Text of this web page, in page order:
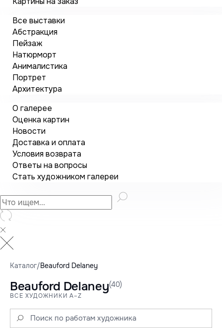
Все выставки
Абстракция
Пейзаж
Натюрморт
Анималистика
Портрет
Архитектура
О галерее
Оценка картин
Новости
Доставка и оплата
Условия возврата
Ответы на вопросы
Стать художником галереи
Каталог/Beauford Delaney
Beauford Delaney(40)
ВСЕ ХУДОЖНИКИ A–Z